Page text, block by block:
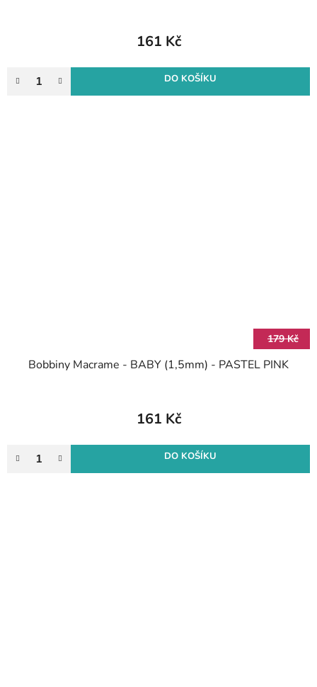
161 Kč
DO KOŠÍKU
179 Kč
Bobbiny Macrame - BABY (1,5mm) - PASTEL PINK
161 Kč
DO KOŠÍKU